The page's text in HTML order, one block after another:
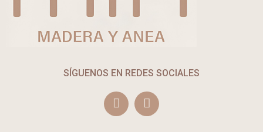
SÍGUENOS EN REDES SOCIALES